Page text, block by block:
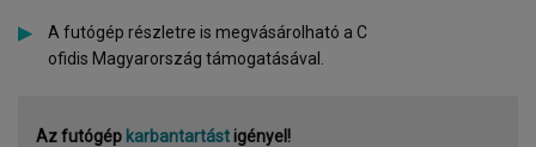
A futógép részletre is megvásárolható a C
ofidis Magyarország támogatásával.
Az futógép karbantartástigényel!